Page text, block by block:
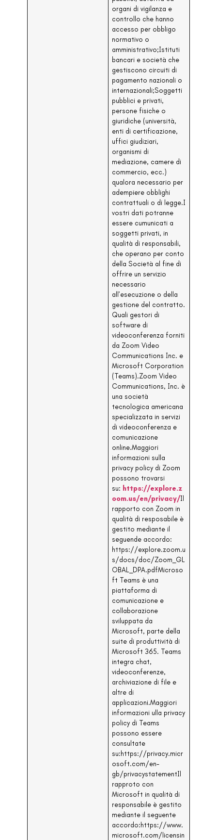
organi di vigilanza e
controllo che hanno
accesso per obbligo
normativo o
amministrativo;Istituti
bancari e società che
gestiscono circuiti di
pagamento nazionali o
internazionali;Soggetti
pubblici e privati,
persone fisiche o
giuridiche (università,
enti di certificazione,
uffici giudiziari,
organismi di
mediazione, camere di
commercio, ecc.)
qualora necessario per
adempiere obblighi
contrattuali o di legge.I
vostri dati potranne
essere cumunicati a
soggetti privati, in
qualità di responsabili,
che operano per conto
della Società al fine di
offrire un servizio
necessario
all’esecuzione o della
gestione del contratto.
Quali gestori di
software di
videoconferenza forniti
da Zoom Video
Communications Inc. e
Microsoft Corporation
(Teams).Zoom Video
Communications, Inc. è
una società
tecnologica americana
specializzata in servizi
di videoconferenza e
comunicazione
online.Maggiori
informazioni sulla
privacy policy di Zoom
possono trovarsi
su: https://explore.z
oom.us/en/privacy/Il
rapporto con Zoom in
qualità di resposabile è
gestito mediante il
seguende accordo:
https://explore.zoom.u
s/docs/doc/Zoom_GL
OBAL_DPA.pdfMicroso
ft Teams è una
piattaforma di
comunicazione e
collaborazione
sviluppata da
Microsoft, parte della
suite di produttività di
Microsoft 365. Teams
integra chat,
videoconferenze,
archiviazione di file e
altre di
applicazioni.Maggiori
informazioni ulla privacy
policy di Teams
possono essere
consultate
su:https://privacy.micr
osoft.com/en-
gb/privacystatementIl
rapproto con
Microsoft in qualità di
responsabile è gestito
mediante il seguente
accordo:https://www.
microsoft.com/licensin